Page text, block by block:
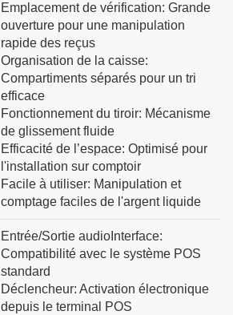
Emplacement de vérification: Grande
ouverture pour une manipulation
rapide des reçus
Organisation de la caisse:
Compartiments séparés pour un tri
efficace
Fonctionnement du tiroir: Mécanisme
de glissement fluide
Efficacité de l’espace: Optimisé pour
l'installation sur comptoir
Facile à utiliser: Manipulation et
comptage faciles de l'argent liquide
Entrée/Sortie audio Interface:
Compatibilité avec le système POS
standard
Déclencheur: Activation électronique
depuis le terminal POS